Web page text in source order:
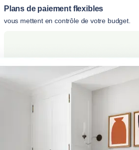
Plans de paiement flexibles
vous mettent en contrôle de votre budget.